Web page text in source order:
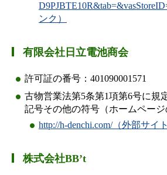
ンク）
有限会社日立電池商会
許可証の番号：401090001571
古物営業法第5条第1項第6号に規
記号その他の符号（ホームページ
http://h-denchi.com/（外部サイ
株式会社BB’t